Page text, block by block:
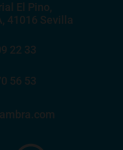
El Pino,
41016 Sevilla
22 33
56 53